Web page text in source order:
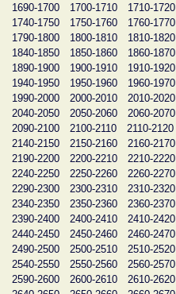
1690-1700
1700-1710 1710-1720
1740-1750
1750-1760 1760-1770
1790-1800
1800-1810 1810-1820
1840-1850
1850-1860 1860-1870
1890-1900
1900-1910 1910-1920
1940-1950
1950-1960 1960-1970
1990-2000
2000-2010 2010-2020
2040-2050
2050-2060 2060-2070
2090-2100
2100-2110 2110-2120
2140-2150
2150-2160 2160-2170
2190-2200
2200-2210 2210-2220
2240-2250
2250-2260 2260-2270
2290-2300
2300-2310 2310-2320
2340-2350
2350-2360 2360-2370
2390-2400
2400-2410 2410-2420
2440-2450
2450-2460 2460-2470
2490-2500
2500-2510 2510-2520
2540-2550
2550-2560 2560-2570
2590-2600
2600-2610 2610-2620